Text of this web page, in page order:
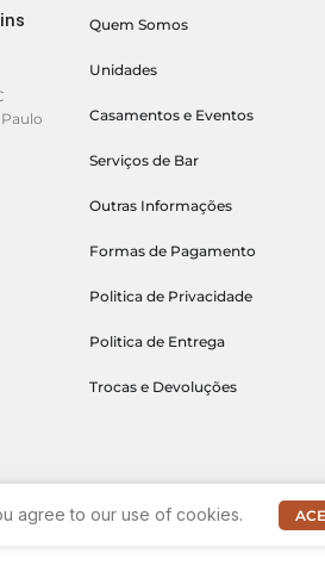
Quem Somos
Unidades
Casamentos e Eventos
Serviços de Bar
Outras Informações
Formas de Pagamento
Politica de Privacidade
Politica de Entrega
Trocas e Devoluções
agree to our use of cookies.